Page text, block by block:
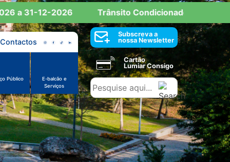
12-2026 Trânsito Condicionado: Reserva de
Contactos
Público
E-balcão e
Serviços
Subscreva a
nossa Newsletter
Cartão
Lumiar Consigo